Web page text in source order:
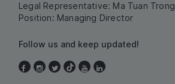
Legal Representative: Ma Tuan Trong
Position: Managing Director
Follow us and keep updated!